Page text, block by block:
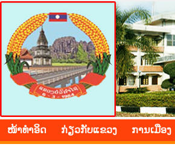
ໜ້າ​ທຳ​ອິດ ​ກ່ຽວ​ກັບ​ແຂວງ ​ການ​ເມືອງ